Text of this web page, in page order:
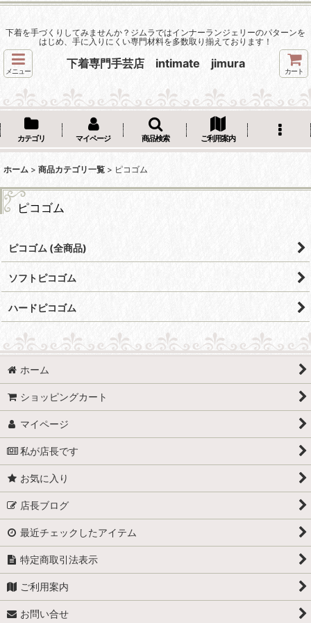
下着を手づくりしてみませんか？ジムラではインナーランジェリーのパターンを
はじめ、手に入りにくい専門材料を多数取り揃えております！
メニュー
下着専門手芸店 intimate jimura
カート
カテゴリ マイページ 商品検索 ご利用案内
ホーム > 商品カテゴリ一覧 > ピコゴム
ピコゴム
ピコゴム (全商品)
ソフトピコゴム
ハードピコゴム
ホーム
ショッピングカート
マイページ
私が店長です
お気に入り
店長ブログ
最近チェックしたアイテム
特定商取引法表示
ご利用案内
お問い合せ